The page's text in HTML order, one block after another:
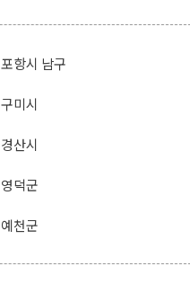
포항시 남구
구미시
경산시
영덕군
예천군